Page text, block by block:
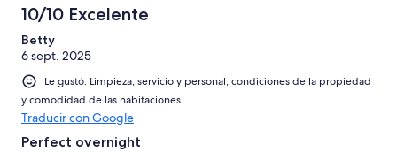
10/10 Excelente
Betty
6 sept. 2025
Le gustó: Limpieza, servicio y personal, condiciones de la propiedad
y comodidad de las habitaciones
Traducir con Google
Perfect overnight